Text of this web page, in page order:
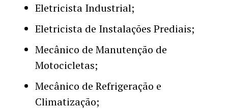
Eletricista Industrial;
Eletricista de Instalações Prediais;
Mecânico de Manutenção de
Motocicletas;
Mecânico de Refrigeração e
Climatização;